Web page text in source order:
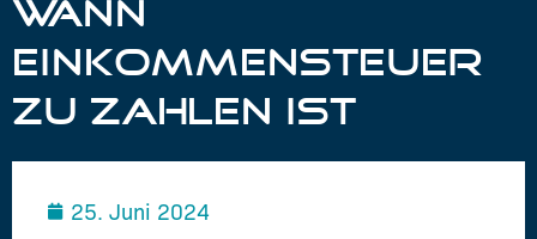
WANN
EINKOMMENSTEUER
ZU ZAHLEN IST
25. Juni 2024